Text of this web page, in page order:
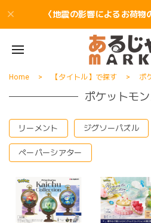
〈地震の影響によるお荷物
Home 【タイトル】で探す ポ
ポケットモ
リーメント ジグソーパズル
ペーパーシアター